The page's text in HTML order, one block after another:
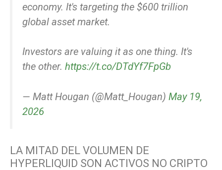
economy. It's targeting the $600 trillion
global asset market.
Investors are valuing it as one thing. It's
the other. https://t.co/DTdYf7FpGb
— Matt Hougan (@Matt_Hougan) May 19,
2026
LA MITAD DEL VOLUMEN DE
HYPERLIQUID SON ACTIVOS NO CRIPTO